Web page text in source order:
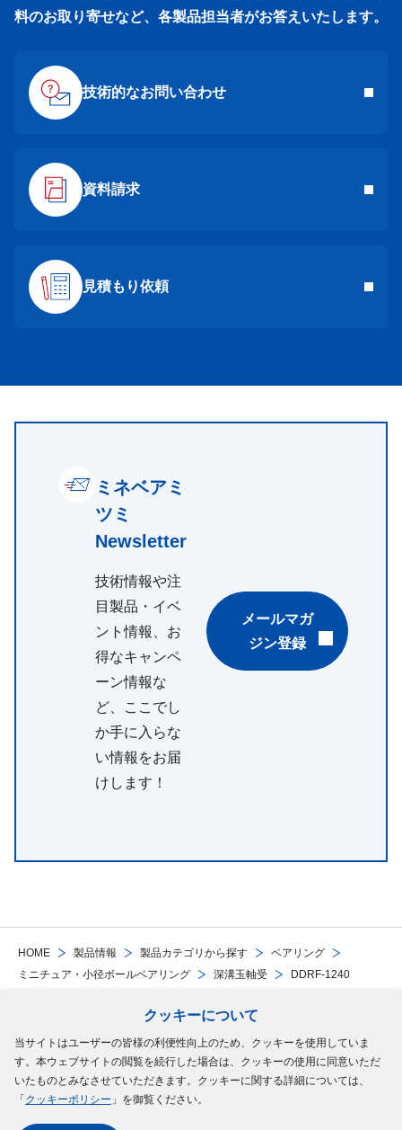
クッキーについて
当サイトはユーザーの皆様の利便性向上のため、クッキーを使用していま
す。本ウェブサイトの閲覧を続行した場合は、クッキーの使用に同意いただ
いたものとみなさせていただきます。クッキーに関する詳細については、
「 クッキーポリシー 」を御覧ください。
HOME 製品情報 製品カテゴリから探す
ベアリング
ミニチュア・小径ボールベアリング
深溝玉軸受 DDRF-1240
料のお取り寄せなど、各製品担当者がお答えいたします。
技術的なお問い合わせ
資料請求
見積もり依頼
ミネベアミ
ツミ
Newsletter
技術情報や注
目製品・イベ
ント情報、お
得なキャンペ
ーン情報な
ど、ここでし
か手に入らな
い情報をお届
けします！
メールマガ
ジン登録
サイトマップご利用規約個人情報の保護についてクッキーポリシー
ソーシャルメディアポリシー